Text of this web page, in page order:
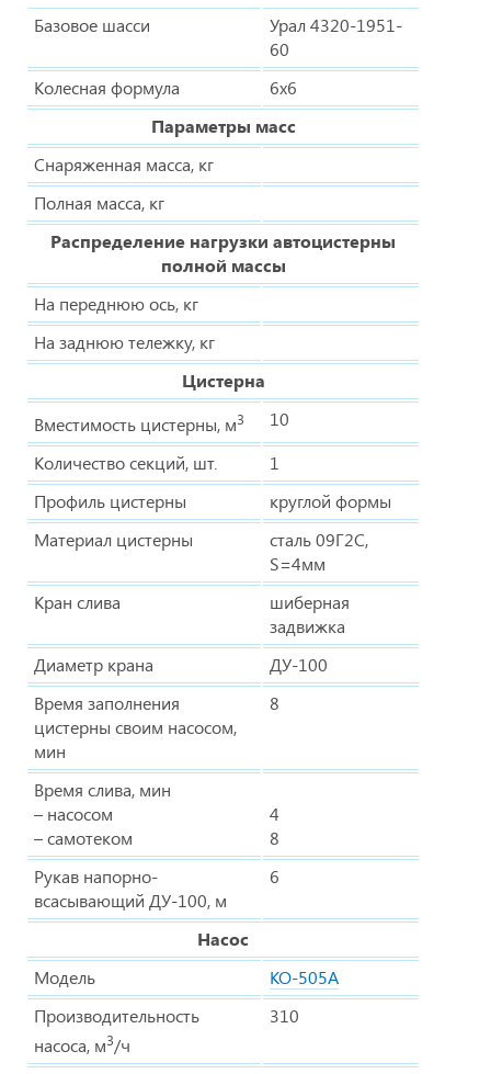
Базовое шасси
Урал 4320-1951-
60
Колесная формула
6х6
Параметры масс
Снаряженная масса, кг
Полная масса, кг
Распределение нагрузки автоцистерны
полной массы
На переднюю ось, кг
На заднюю тележку, кг
Цистерна
Вместимость цистерны, м3
10
Количество секций, шт.
1
Профиль цистерны
круглой формы
Материал цистерны
сталь 09Г2С,
S=4мм
Кран слива
шиберная
задвижка
Диаметр крана
ДУ-100
Время заполнения
цистерны своим насосом,
мин
8
Время слива, мин
– насосом
– самотеком
4
8
Рукав напорно-
всасывающий ДУ-100, м
6
Насос
Модель
КО-505А
Производительность
насоса, м3/ч
310